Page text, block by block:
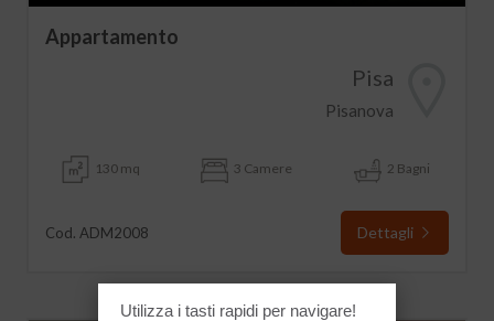
Appartamento
Pisa
Pisanova
130 mq 3 Camere 2 Bagni
Cod. ADM2008 Dettagli
Utilizza i tasti rapidi per navigare!